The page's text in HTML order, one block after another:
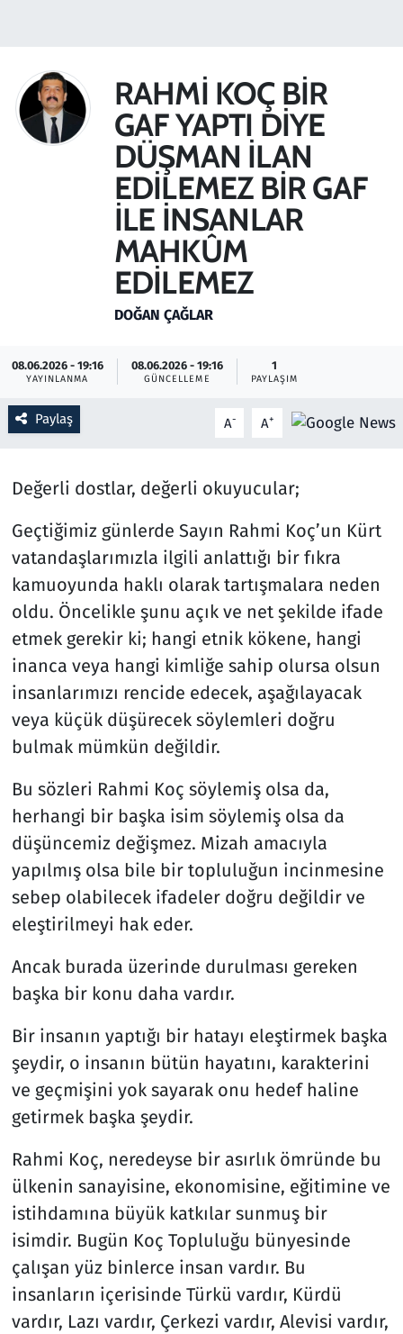
RAHMİ KOÇ BİR
GAF YAPTI DİYE
DÜŞMAN İLAN
EDİLEMEZ BİR GAF
İLE İNSANLAR
MAHKÛM
EDİLEMEZ
DOĞAN ÇAĞLAR
08.06.2026 - 19:16
YAYINLANMA
08.06.2026 - 19:16
GÜNCELLEME
1
PAYLAŞIM
Paylaş A- A+
Değerli dostlar, değerli okuyucular;
Geçtiğimiz günlerde Sayın Rahmi Koç’un Kürt
vatandaşlarımızla ilgili anlattığı bir fıkra
kamuoyunda haklı olarak tartışmalara neden
oldu. Öncelikle şunu açık ve net şekilde ifade
etmek gerekir ki; hangi etnik kökene, hangi
inanca veya hangi kimliğe sahip olursa olsun
insanlarımızı rencide edecek, aşağılayacak
veya küçük düşürecek söylemleri doğru
bulmak mümkün değildir.
Bu sözleri Rahmi Koç söylemiş olsa da,
herhangi bir başka isim söylemiş olsa da
düşüncemiz değişmez. Mizah amacıyla
yapılmış olsa bile bir topluluğun incinmesine
sebep olabilecek ifadeler doğru değildir ve
eleştirilmeyi hak eder.
Ancak burada üzerinde durulması gereken
başka bir konu daha vardır.
Bir insanın yaptığı bir hatayı eleştirmek başka
şeydir, o insanın bütün hayatını, karakterini
ve geçmişini yok sayarak onu hedef haline
getirmek başka şeydir.
Rahmi Koç, neredeyse bir asırlık ömründe bu
ülkenin sanayisine, ekonomisine, eğitimine ve
istihdamına büyük katkılar sunmuş bir
isimdir. Bugün Koç Topluluğu bünyesinde
çalışan yüz binlerce insan vardır. Bu
insanların içerisinde Türkü vardır, Kürdü
vardır, Lazı vardır, Çerkezi vardır, Alevisi vardır,
Haber
Kültür Sanat
Kurumsal Haberler
Lezzet Durağı
Memur ve Kamu
Otomobil
Rüya Tabirleri
Sağlık
Savunma Sanayi
Seçim 2023
Spor
Teknoloji ve Bilim